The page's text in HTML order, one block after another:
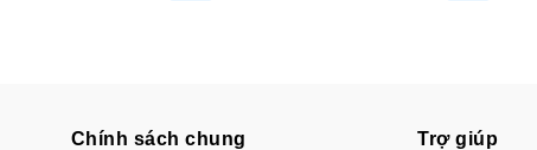
Chính sách chung Trợ giúp